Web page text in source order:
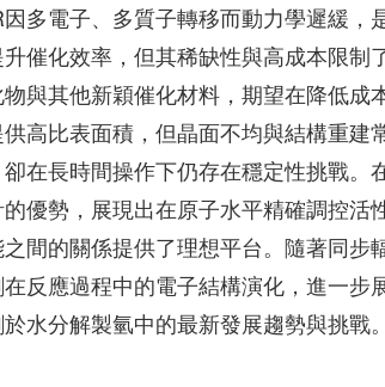
多電子、多質子轉移而動力學遲緩，
催化效率，但其稀缺性與高成本限制
與其他新穎催化材料，期望在降低成
高比表面積，但晶面不均與結構重建
在長時間操作下仍存在穩定性挑戰。
優勢，展現出在原子水平精確調控活
間的關係提供了理想平台。隨著同步
反應過程中的電子結構演化，進一步
水分解製氫中的最新發展趨勢與挑戰。